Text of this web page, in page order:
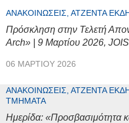
ΑΝΑΚΟΙΝΏΣΕΙΣ, ΑΤΖΈΝΤΑ
Πρόσκληση στην Τελετή
Arch» | 9 Μαρτίου 2026,
06 ΜΑΡΤΊΟΥ 2026
ΑΝΑΚΟΙΝΏΣΕΙΣ, ΑΤΖΈΝΤΑ
ΤΜΉΜΑΤΑ
Ημερίδα: «Προσβασιμότητα